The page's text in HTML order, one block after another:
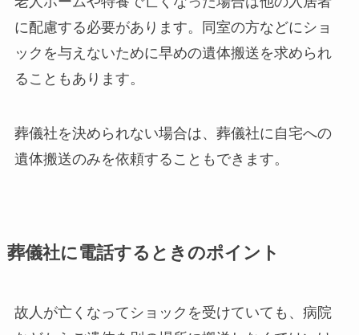
に配慮する必要があります。同室の方などにショ
ックを与えないために早めの遺体搬送を求められ
ることもあります。
葬儀社を決められない場合は、葬儀社に自宅への
遺体搬送のみを依頼することもできます。
葬儀社に電話するときのポイント
故人が亡くなってショックを受けていても、病院